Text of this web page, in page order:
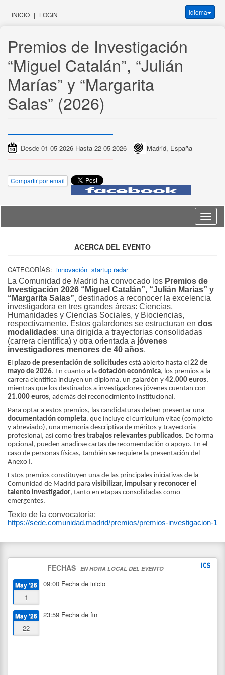
INICIO | LOGIN Idioma
Premios de Investigación
“Miguel Catalán”, “Julián
Marías” y “Margarita
Salas” (2026)
Desde 01-05-2026 Hasta 22-05-2026 Madrid, España
Compartir por email
Idioma
ACERCA DEL EVENTO
CATEGORÍAS: innovación startup radar
La Comunidad de Madrid ha convocado los Premios de
Investigación 2026 “Miguel Catalán”, “Julián Marías” y
“Margarita Salas”, destinados a reconocer la excelencia
investigadora en tres grandes áreas: Ciencias,
Humanidades y Ciencias Sociales, y Biociencias,
respectivamente. Estos galardones se estructuran en dos
modalidades: una dirigida a trayectorias consolidadas
(carrera científica) y otra orientada a jóvenes
investigadores menores de 40 años.
El plazo de presentación de solicitudes está abierto hasta el 22 de
mayo de 2026. En cuanto a la dotación económica, los premios a la
carrera científica incluyen un diploma, un galardón y 42.000 euros,
mientras que los destinados a investigadores jóvenes cuentan con
21.000 euros, además del reconocimiento institucional.
Para optar a estos premios, las candidaturas deben presentar una
documentación completa, que incluye el currículum vitae (completo
y abreviado), una memoria descriptiva de méritos y trayectoria
profesional, así como tres trabajos relevantes publicados. De forma
opcional, pueden añadirse cartas de recomendación o apoyo. En el
caso de personas físicas, también se requiere la presentación del
Anexo I.
Estos premios constituyen una de las principales iniciativas de la
Comunidad de Madrid para visibilizar, impulsar y reconocer el
talento investigador, tanto en etapas consolidadas como
emergentes.
Texto de la convocatoria:
https://sede.comunidad.madrid/premios/premios-investigacion-1
FECHAS EN HORA LOCAL DEL EVENTO
May '26
1
09:00 Fecha de inicio
May '26
22
23:59 Fecha de fin